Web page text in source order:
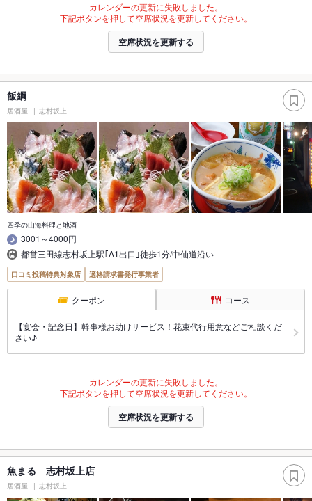
カレンダーの更新に失敗しました。
下記ボタンを押して空席状況を更新してください。
空席状況を更新する
飯綱
居酒屋 志村坂上
四季の山海料理と地酒
3001～4000円
都営三田線志村坂上駅｢A1出口｣徒歩1分/中仙道沿い
口コミ投稿特典対象店 適格請求書発行事業者
クーポン コース
【宴会・記念日】幹事様お助けサービス！花束代行用意などご相談くだ
さい♪
カレンダーの更新に失敗しました。
下記ボタンを押して空席状況を更新してください。
空席状況を更新する
魚まる 志村坂上店
居酒屋 志村坂上